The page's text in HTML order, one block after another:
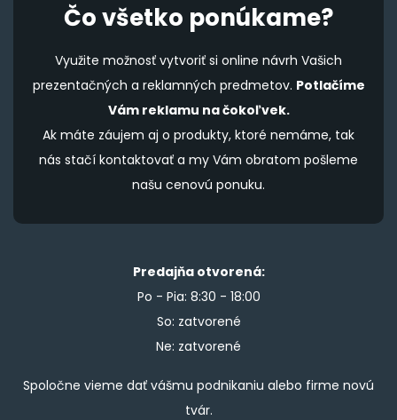
Čo všetko ponúkame?
Využite možnosť vytvoriť si online návrh Vašich
prezentačných a reklamných predmetov. Potlačíme
Vám reklamu na čokoľvek.
Ak máte záujem aj o produkty, ktoré nemáme, tak
nás stačí kontaktovať a my Vám obratom pošleme
našu cenovú ponuku.
Predajňa otvorená:
Po - Pia: 8:30 - 18:00
So: zatvorené
Ne: zatvorené
Spoločne vieme dať vášmu podnikaniu alebo firme novú
tvár.